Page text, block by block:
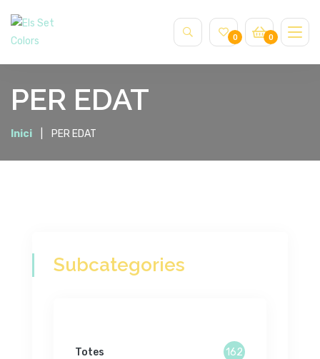
0 0
PER EDAT
Inici PER EDAT
Subcategories
Totes 162